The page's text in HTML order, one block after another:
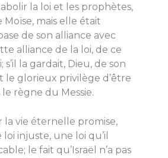
la loi et les prophètes,
mais elle était
de son alliance avec
alliance de la loi, de ce
la gardait, Dieu, de son
le glorieux privilège d’être
règne du Messie.
la vie éternelle promise,
injuste, une loi qu’il
le fait qu’Israël n’a pas